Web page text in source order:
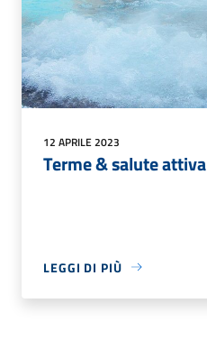
12 APRILE 2023
Terme & salute attiva
LEGGI DI PIÙ